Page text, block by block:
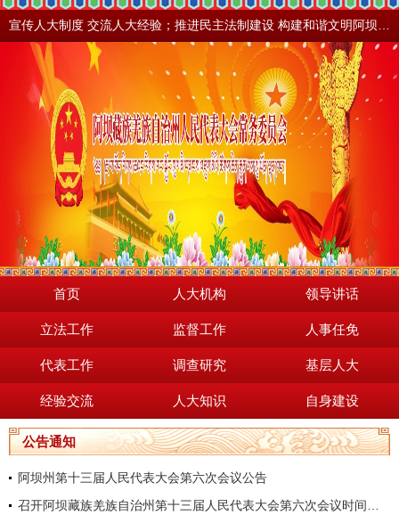
首页 人大机构 领导讲话
立法工作 监督工作 人事任免
代表工作 调查研究 基层人大
经验交流 人大知识 自身建设
公告通知
阿坝州第十三届人民代表大会第六次会议公告